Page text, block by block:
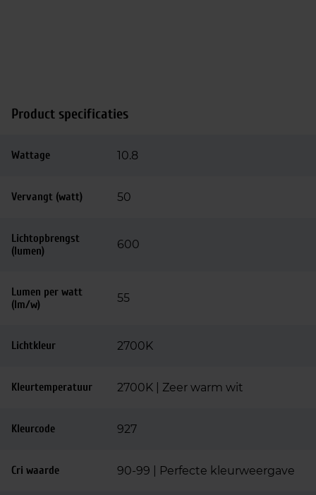
Product specificaties
Wattage 10.8
Vervangt (watt) 50
Lichtopbrengst
(lumen)
600
Lumen per watt
(lm/w)
55
Lichtkleur 2700K
Kleurtemperatuur 2700K | Zeer warm wit
Kleurcode 927
Cri waarde 90-99 | Perfecte kleurweergave